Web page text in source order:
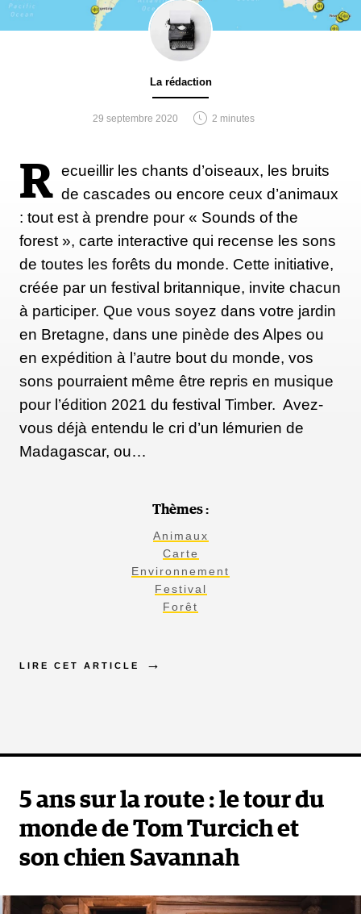
La rédaction
29 septembre 2020 2 minutes
R ecueillir les chants d’oiseaux, les bruits
de cascades ou encore ceux d’animaux
: tout est à prendre pour « Sounds of the
forest », carte interactive qui recense les sons
de toutes les forêts du monde. Cette initiative,
créée par un festival britannique, invite chacun
à participer. Que vous soyez dans votre jardin
en Bretagne, dans une pinède des Alpes ou
en expédition à l’autre bout du monde, vos
sons pourraient même être repris en musique
pour l’édition 2021 du festival Timber. Avez-
vous déjà entendu le cri d’un lémurien de
Madagascar, ou…
Thèmes :
Animaux
Carte
Environnement
Festival
Forêt
LIRE CET ARTICLE
5 ans sur la route : le tour du
monde de Tom Turcich et
son chien Savannah